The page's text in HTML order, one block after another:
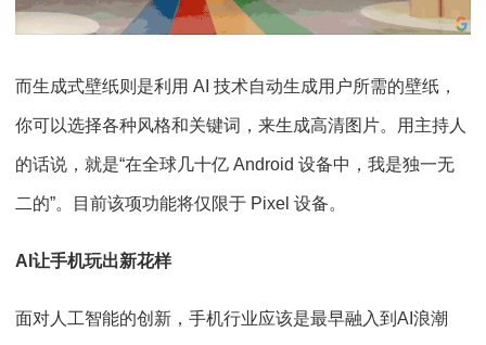
而生成式壁纸则是利用 AI 技术自动生成用户所需的壁纸，
你可以选择各种风格和关键词，来生成高清图片。用主持人
的话说，就是“在全球几十亿 Android 设备中，我是独一无
二的”。目前该项功能将仅限于 Pixel 设备。
AI让手机玩出新花样
面对人工智能的创新，手机行业应该是最早融入到AI浪潮